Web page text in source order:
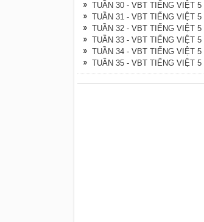
TUẦN 30 - VBT TIẾNG VIỆT 5
TUẦN 31 - VBT TIẾNG VIỆT 5
TUẦN 32 - VBT TIẾNG VIỆT 5
TUẦN 33 - VBT TIẾNG VIỆT 5
TUẦN 34 - VBT TIẾNG VIỆT 5
TUẦN 35 - VBT TIẾNG VIỆT 5